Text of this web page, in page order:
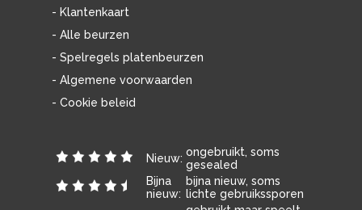
- Klantenkaart
- Alle beurzen
- Spelregels platenbeurzen
- Algemene voorwaarden
- Cookie beleid
Nieuw: ongebruikt, soms
gesealed
Bijna
nieuw:
bijna nieuw, soms
lichte gebruikssporen